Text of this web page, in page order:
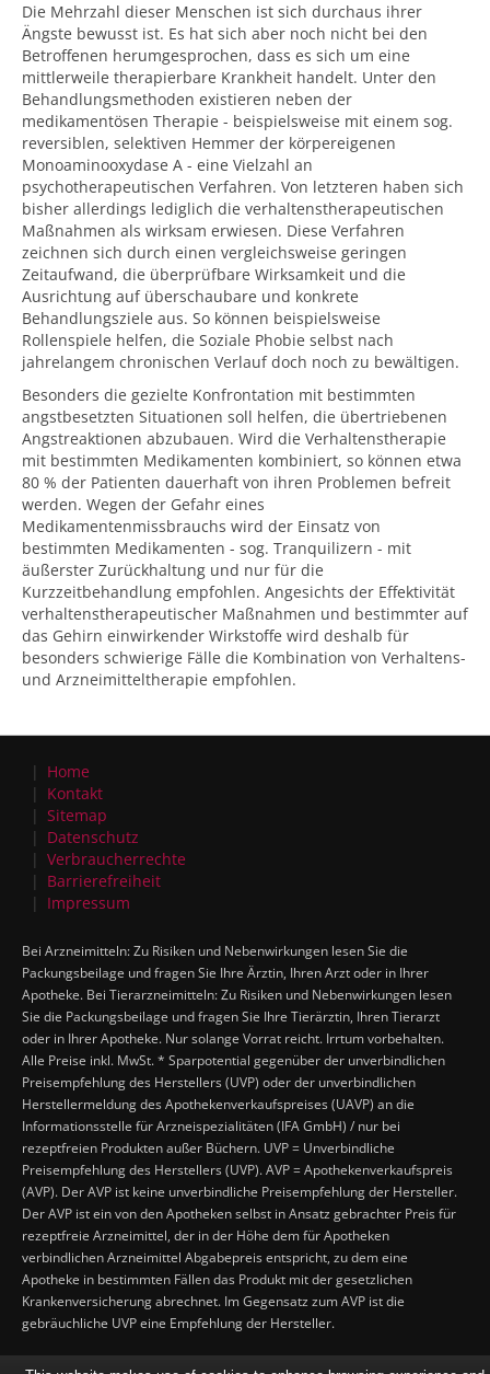
Die Mehrzahl dieser Menschen ist sich durchaus ihrer
Ängste bewusst ist. Es hat sich aber noch nicht bei den
Betroffenen herumgesprochen, dass es sich um eine
mittlerweile therapierbare Krankheit handelt. Unter den
Behandlungsmethoden existieren neben der
medikamentösen Therapie - beispielsweise mit einem sog.
reversiblen, selektiven Hemmer der körpereigenen
Monoaminooxydase A - eine Vielzahl an
psychotherapeutischen Verfahren. Von letzteren haben sich
bisher allerdings lediglich die verhaltenstherapeutischen
Maßnahmen als wirksam erwiesen. Diese Verfahren
zeichnen sich durch einen vergleichsweise geringen
Zeitaufwand, die überprüfbare Wirksamkeit und die
Ausrichtung auf überschaubare und konkrete
Behandlungsziele aus. So können beispielsweise
Rollenspiele helfen, die Soziale Phobie selbst nach
jahrelangem chronischen Verlauf doch noch zu bewältigen.
Besonders die gezielte Konfrontation mit bestimmten
angstbesetzten Situationen soll helfen, die übertriebenen
Angstreaktionen abzubauen. Wird die Verhaltenstherapie
mit bestimmten Medikamenten kombiniert, so können etwa
80 % der Patienten dauerhaft von ihren Problemen befreit
werden. Wegen der Gefahr eines
Medikamentenmissbrauchs wird der Einsatz von
bestimmten Medikamenten - sog. Tranquilizern - mit
äußerster Zurückhaltung und nur für die
Kurzzeitbehandlung empfohlen. Angesichts der Effektivität
verhaltenstherapeutischer Maßnahmen und bestimmter auf
das Gehirn einwirkender Wirkstoffe wird deshalb für
besonders schwierige Fälle die Kombination von Verhaltens-
und Arzneimitteltherapie empfohlen.
Home
Kontakt
Sitemap
Datenschutz
Verbraucherrechte
Barrierefreiheit
Impressum
Bei Arzneimitteln: Zu Risiken und Nebenwirkungen lesen Sie die
Packungsbeilage und fragen Sie Ihre Ärztin, Ihren Arzt oder in Ihrer
Apotheke. Bei Tierarzneimitteln: Zu Risiken und Nebenwirkungen lesen
Sie die Packungsbeilage und fragen Sie Ihre Tierärztin, Ihren Tierarzt
oder in Ihrer Apotheke. Nur solange Vorrat reicht. Irrtum vorbehalten.
Alle Preise inkl. MwSt. * Sparpotential gegenüber der unverbindlichen
Preisempfehlung des Herstellers (UVP) oder der unverbindlichen
Herstellermeldung des Apothekenverkaufspreises (UAVP) an die
Informationsstelle für Arzneispezialitäten (IFA GmbH) / nur bei
rezeptfreien Produkten außer Büchern. UVP = Unverbindliche
Preisempfehlung des Herstellers (UVP). AVP = Apothekenverkaufspreis
(AVP). Der AVP ist keine unverbindliche Preisempfehlung der Hersteller.
Der AVP ist ein von den Apotheken selbst in Ansatz gebrachter Preis für
rezeptfreie Arzneimittel, der in der Höhe dem für Apotheken
verbindlichen Arzneimittel Abgabepreis entspricht, zu dem eine
Apotheke in bestimmten Fällen das Produkt mit der gesetzlichen
Krankenversicherung abrechnet. Im Gegensatz zum AVP ist die
gebräuchliche UVP eine Empfehlung der Hersteller.